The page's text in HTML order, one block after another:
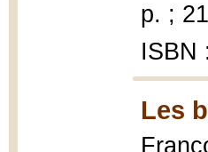
p. ;
ISBN
Les